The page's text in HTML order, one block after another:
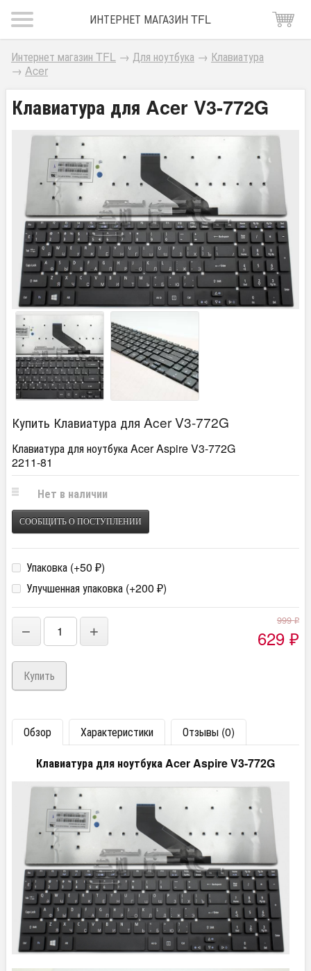
ИНТЕРНЕТ МАГАЗИН TFL
Интернет магазин TFL → Для ноутбука → Клавиатура
→ Acer
Клавиатура для Acer V3-772G
Купить Клавиатура для Acer V3-772G
Клавиатура для ноутбука Acer Aspire V3-772G
2211-81
Нет в наличии
СООБЩИТЬ О ПОСТУПЛЕНИИ
Упаковка (+50 ₽)
Улучшенная упаковка (+200 ₽)
− +
999₽
629 ₽
Обзор Характеристики
Отзывы (0)
Клавиатура для ноутбука Acer Aspire V3-772G